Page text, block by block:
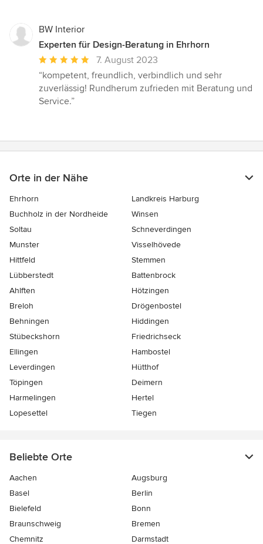
BW Interior
Experten für Design-Beratung in Ehrhorn
Durchschnittliche
Bewertung:
5
von
7. August 2023
“kompetent, freundlich, verbindlich und sehr
zuverlässig! Rundherum zufrieden mit Beratung und
Service.”
Orte in der Nähe
Ehrhorn
Landkreis Harburg
Buchholz in der Nordheide
Winsen
Soltau
Schneverdingen
Munster
Visselhövede
Hittfeld
Stemmen
Lübberstedt
Battenbrock
Ahlften
Hötzingen
Breloh
Drögenbostel
Behningen
Hiddingen
Stübeckshorn
Friedrichseck
Ellingen
Hambostel
Leverdingen
Hütthof
Töpingen
Deimern
Harmelingen
Hertel
Lopesettel
Tiegen
Beliebte Orte
Aachen
Augsburg
Basel
Berlin
Bielefeld
Bonn
Braunschweig
Bremen
Chemnitz
Darmstadt